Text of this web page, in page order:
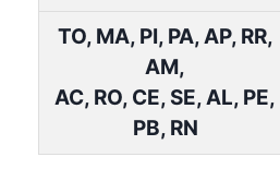
TO, MA, PI, PA, AP, RR,
AM,
AC, RO, CE, SE, AL, PE,
PB, RN